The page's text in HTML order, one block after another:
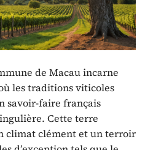
de Macau incarne
les traditions viticoles
savoir-faire français
Cette terre
climat clément et un terroir